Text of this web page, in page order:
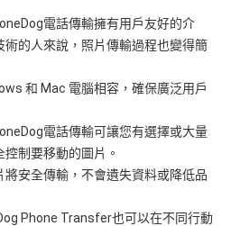
電話傳輸擁有用戶友好的介
術的人來說，照片傳輸過程也變得簡
和 Mac 電腦相容，確保廣泛用戶
電話傳輸可讓您有選擇或大量
制要移動的圖片。
將安全傳輸，不會遺失資料或降低品
Phone Transfer也可以在不同行動